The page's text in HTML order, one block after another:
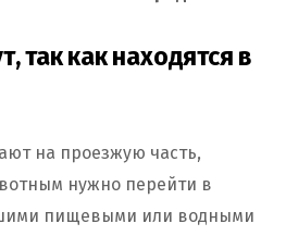
так как находятся в
на проезжую часть,
нужно перейти в
пищевыми или водными